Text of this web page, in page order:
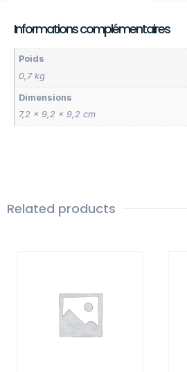
Informations complémentaires
Poids
0,7 kg
Dimensions
7,2 × 9,2 × 9,2 cm
Related products